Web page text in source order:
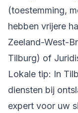
(toestemming,
hebben vrijere
Zeeland-West-
Tilburg) of
Lokale tip: In
diensten bij
expert voor uw